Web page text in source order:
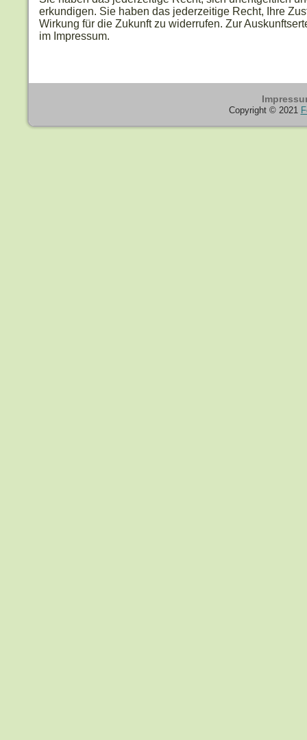
erkundigen. Sie haben das jederzeitige Recht, Ihre
Wirkung für die Zukunft zu widerrufen. Zur
im Impressum.
Copyright © 2021